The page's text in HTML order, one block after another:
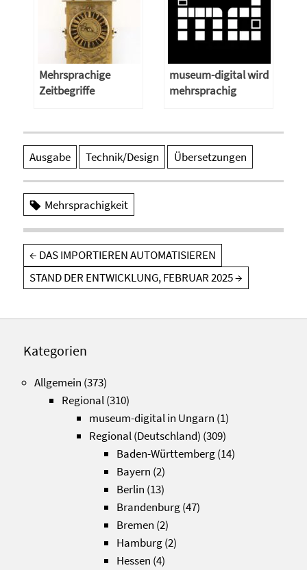
Mehrsprachige
Zeitbegriffe
museum-digital wird
mehrsprachig
Ausgabe Technik/Design Übersetzungen
Mehrsprachigkeit
Beitragsnavigation
← DAS IMPORTIEREN AUTOMATISIEREN
STAND DER ENTWICKLUNG, FEBRUAR 2025→
Kategorien
Allgemein (373)
Regional(310)
museum-digital in Ungarn (1)
Regional (Deutschland) (309)
Baden-Württemberg(14)
Bayern (2)
Berlin (13)
Brandenburg(47)
Bremen (2)
Hamburg(2)
Hessen (4)